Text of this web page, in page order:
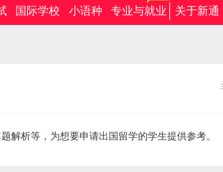
国际学校 小语种 专业与就业 关于新通
解析等，为想要申请出国留学的学生提供参考。